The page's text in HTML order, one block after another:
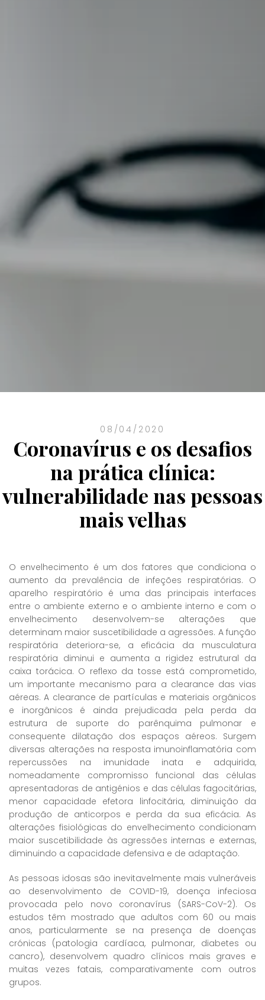
08/04/2020
Coronavírus e os desafios
na prática clínica:
vulnerabilidade nas pessoas
mais velhas
O envelhecimento é um dos fatores que condiciona o
aumento da prevalência de infeções respiratórias. O
aparelho respiratório é uma das principais interfaces
entre o ambiente externo e o ambiente interno e com o
envelhecimento desenvolvem-se alterações que
determinam maior suscetibilidade a agressões. A função
respiratória deteriora-se, a eficácia da musculatura
respiratória diminui e aumenta a rigidez estrutural da
caixa torácica. O reflexo da tosse está comprometido,
um importante mecanismo para a clearance das vias
aéreas. A clearance de partículas e materiais orgânicos
e inorgânicos é ainda prejudicada pela perda da
estrutura de suporte do parênquima pulmonar e
consequente dilatação dos espaços aéreos. Surgem
diversas alterações na resposta imunoinflamatória com
repercussões na imunidade inata e adquirida,
nomeadamente compromisso funcional das células
apresentadoras de antigénios e das células fagocitárias,
menor capacidade efetora linfocitária, diminuição da
produção de anticorpos e perda da sua eficácia. As
alterações fisiológicas do envelhecimento condicionam
maior suscetibilidade às agressões internas e externas,
diminuindo a capacidade defensiva e de adaptação.
As pessoas idosas são inevitavelmente mais vulneráveis
ao desenvolvimento de COVID-19, doença infeciosa
provocada pelo novo coronavírus (SARS-CoV-2). Os
estudos têm mostrado que adultos com 60 ou mais
anos, particularmente se na presença de doenças
crónicas (patologia cardíaca, pulmonar, diabetes ou
cancro), desenvolvem quadro clínicos mais graves e
muitas vezes fatais, comparativamente com outros
grupos.